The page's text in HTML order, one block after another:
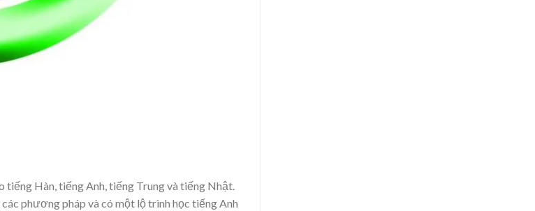
tiếng Hàn, tiếng Anh, tiếng Trung và tiếng Nhật.
phương pháp và có một lộ trình học tiếng Anh